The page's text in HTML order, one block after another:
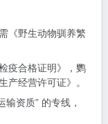
《野生动物驯养繁
疫合格证明》，鹦
产经营许可证》。
输资质” 的专线，